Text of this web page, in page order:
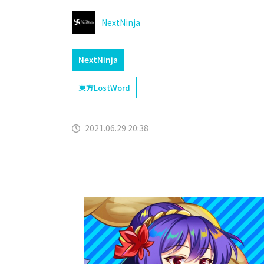
NextNinja
NextNinja
東方LostWord
2021.06.29 20:38